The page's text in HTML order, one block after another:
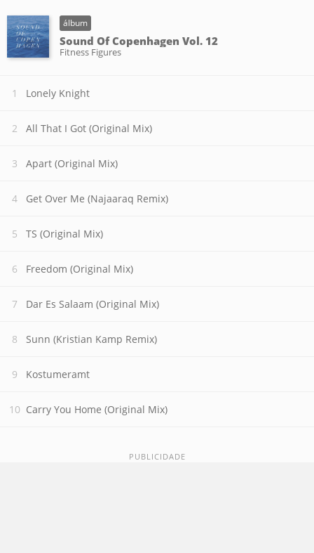
álbum
Sound Of Copenhagen Vol. 12
Fitness Figures
Lonely Knight
All That I Got (Original Mix)
Apart (Original Mix)
Get Over Me (Najaaraq Remix)
TS (Original Mix)
Freedom (Original Mix)
Dar Es Salaam (Original Mix)
Sunn (Kristian Kamp Remix)
Kostumeramt
Carry You Home (Original Mix)